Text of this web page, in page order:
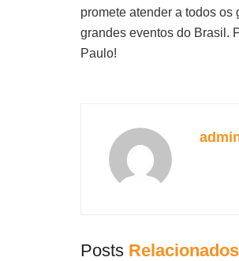
promete atender a todos
grandes eventos do Brasil.
Paulo!
Posts Relacionados